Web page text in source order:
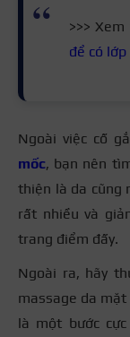
>>>
để có
Ngoài việc cố
mốc, bạn nên
thiện là da cũng
rất nhiều và
trang điểm đấy.
Ngoài ra, hãy
massage da
là một bước